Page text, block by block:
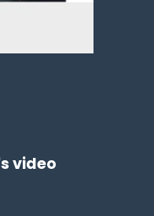
video